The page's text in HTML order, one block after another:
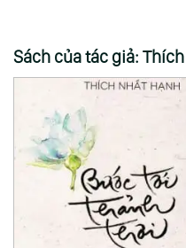
Sách của tác giả: